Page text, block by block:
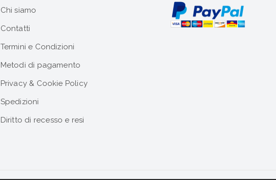
Chi siamo
Contatti
Termini e Condizioni
Metodi di pagamento
Privacy & Cookie Policy
Spedizioni
Diritto di recesso e resi